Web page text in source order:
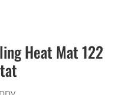
Heat Mat 122